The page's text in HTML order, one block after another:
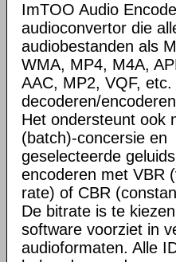
ImTOO Audio
audioconvertor die
audiobestanden als
WMA, MP4, M4A,
AAC, MP2, VQF, etc.
decoderen/encoderen
Het ondersteunt ook
(batch)-concersie en
geselecteerde
encoderen met VBR
rate) of CBR
De bitrate is te
software voorziet in
audioformaten. Alle